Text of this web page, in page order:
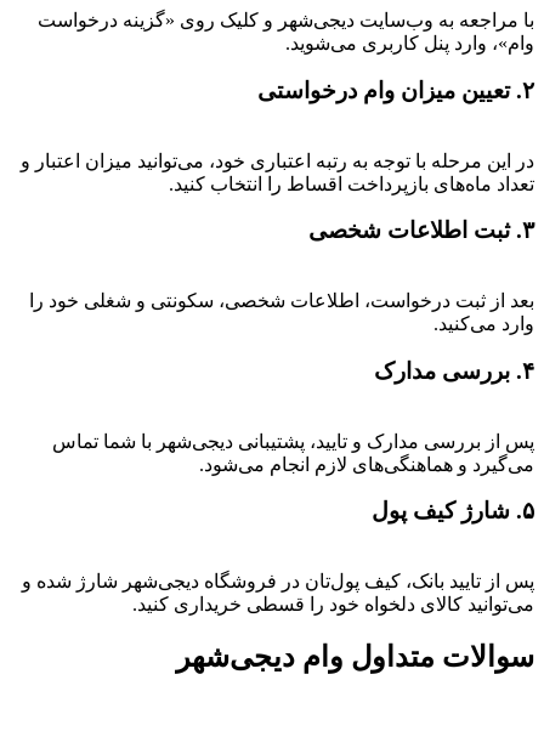
با مراجعه به وب‌سایت دیجی‌شهر و کلیک روی «گزینه درخواست
وام»، وارد پنل کاربری می‌شوید.
۲. تعیین میزان وام درخواستی
در این مرحله با توجه به رتبه اعتباری خود، می‌توانید میزان اعتبار و
تعداد ماه‌های بازپرداخت اقساط را انتخاب کنید.
۳. ثبت اطلاعات شخصی
بعد از ثبت درخواست، اطلاعات شخصی، سکونتی و شغلی خود را
وارد می‌کنید.
۴. بررسی مدارک
پس از بررسی مدارک و تایید، پشتیبانی دیجی‌شهر با شما تماس
می‌گیرد و هماهنگی‌های لازم انجام می‌شود.
۵. شارژ کیف پول
پس از تایید بانک، کیف پول‌تان در فروشگاه دیجی‌شهر شارژ شده و
می‌توانید کالای دلخواه خود را قسطی خریداری کنید.
سوالات متداول وام دیجی‌شهر